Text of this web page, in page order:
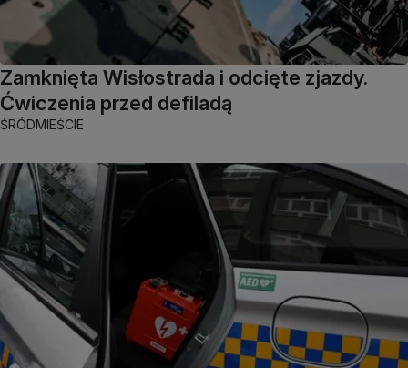
Zamknięta Wisłostrada i odcięte zjazdy.
Ćwiczenia przed defiladą
ŚRÓDMIEŚCIE